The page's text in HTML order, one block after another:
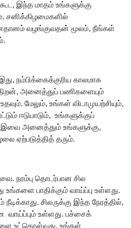
இந்த மாதம் உங்களுக்கு
சனிக்கிழமைகளில்
வழங்குவதன் மூலம், நீங்கள்
நம்பிக்கைக்குரிய காலமாக
அனைத்துப் பணிகளையும்
மேலும், உங்கள் விடாமுயற்சியும்,
ஈடுபாடும், உங்களுக்குப்
இவை அனைத்தும் உங்களுக்கு,
ஏற்படுத்தித் தரும்.
நரம்பு தொடர்பான சில
உங்களை பாதிக்கும் வாய்ப்பு உள்ளது.
சிலருக்கு இந்த நேரத்தில்,
உள்ளது. பச்சைக்
உட்கொள்வது, உங்கள்